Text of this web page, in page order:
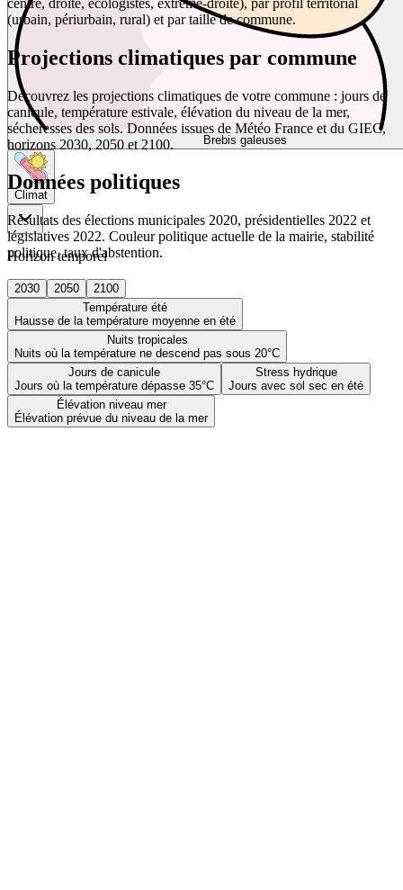
Brebis galeuses
Climat
Horizon temporel
2030 2050
2100
Température été
Hausse de la température moyenne en été
Nuits tropicales
Nuits où la température ne descend pas sous 20°C
Jours de canicule
Jours où la température dépasse 35°C
Stress hydrique
Jours avec sol sec en été
Élévation niveau mer
Élévation prévue du niveau de la mer
(urbain, périurbain, rural) et par taille de commune.
Projections climatiques par commune
Découvrez les projections climatiques de votre commune : jours de
canicule, température estivale, élévation du niveau de la mer,
sécheresses des sols. Données issues de Météo France et du GIEC,
horizons 2030, 2050 et 2100.
Données politiques
Résultats des élections municipales 2020, présidentielles 2022 et
législatives 2022. Couleur politique actuelle de la mairie, stabilité
politique, taux d'abstention.